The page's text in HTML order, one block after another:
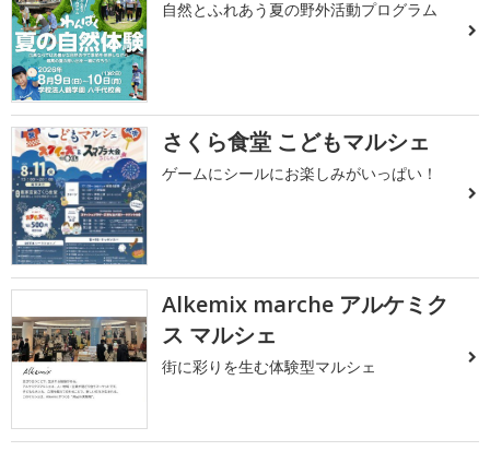
自然とふれあう夏の野外活動プログラム
さくら食堂 こどもマルシェ
ゲームにシールにお楽しみがいっぱい！
Alkemix marche アルケミク
ス マルシェ
街に彩りを生む体験型マルシェ